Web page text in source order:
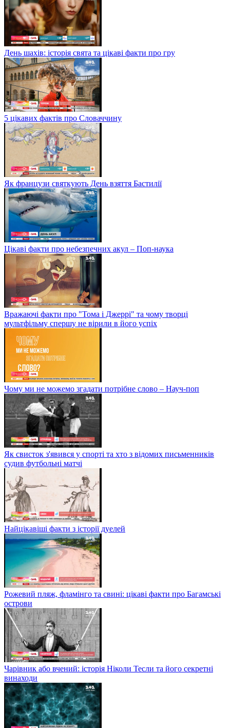
День шахів: історія свята та цікаві факти про гру
5 цікавих фактів про Словаччину
Як французи святкують День взяття Бастилії
Цікаві факти про небезпечних акул – Поп-наука
Вражаючі факти про "Тома і Джеррі" та чому творці
мультфільму спершу не вірили в його успіх
Чому ми не можемо згадати потрібне слово – Науч-поп
Як свисток з'явився у спорті та хто з відомих письменників
судив футбольні матчі
Найцікавіші факти з історії дуелей
Рожевий пляж, фламінго та свині: цікаві факти про Багамські
острови
Чарівник або вчений: історія Ніколи Тесли та його секретні
винаходи